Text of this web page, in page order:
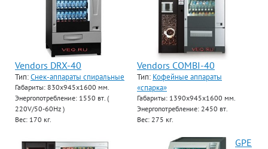
Vendors DRX-40
Тип:Снек-аппараты спиральные
Габариты: 830х945х1600 мм.
Энергопотребление: 1550 вт. (
220V/50-60Hz )
Вес: 170 кг.
Vendors COMBI-40
Тип: Кофейные аппараты
«спарка»
Габариты: 1390х945х1600 мм.
Энергопотребление: 2450 вт.
Вес: 275 кг.
GPE